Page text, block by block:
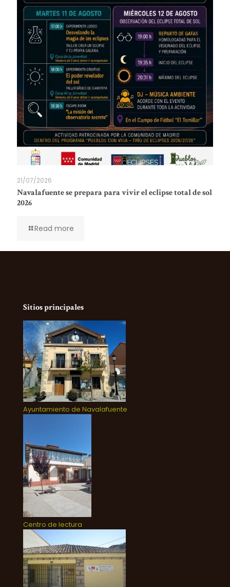
21/07/2026
Navalafuente se prepara para vivir el eclipse total de sol
2026
Read more
Sitios principales
Ayuntamiento de Navalafuente
Centro de lectura